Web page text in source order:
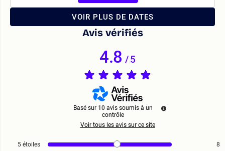
VOIR PLUS DE DATES
Avis vérifiés
4.8/5
Basé sur 10 avis soumis à un
contrôle
Voir tous les avis sur ce site
5 étoiles
8